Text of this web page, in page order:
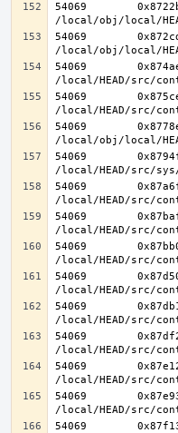
54069
54069
54069
54069
54069
54069
54069
54069
54069
54069
54069
54069
54069
54069
54069